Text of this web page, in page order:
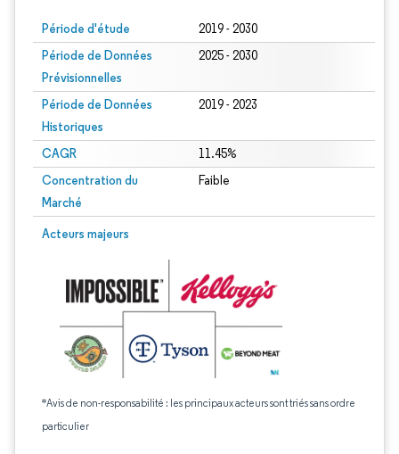
Période d'étude 2019 - 2030
Période de Données
Prévisionnelles
2025 - 2030
Période de Données
Historiques
2019 - 2023
CAGR 11.45%
Concentration du
Marché
Faible
Acteurs majeurs
*Avis de non-responsabilité : les principaux acteurs sont triés sans ordre
particulier